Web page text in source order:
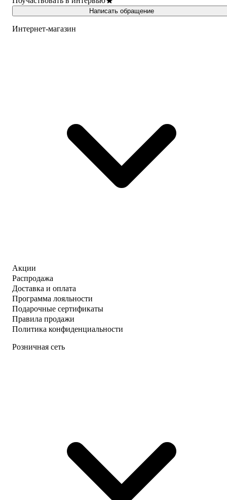
Написать обращение
Интернет-магазин
Акции
Распродажа
Доставка и оплата
Программа лояльности
Подарочные сертификаты
Правила продажи
Политика конфиденциальности
Розничная сеть